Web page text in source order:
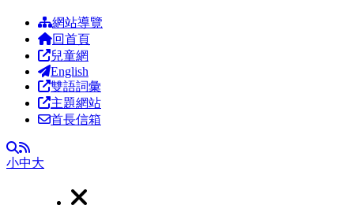
網站導覽
回首頁
兒童網
English
雙語詞彙
主題網站
首長信箱
全文檢索
RSS
小中大